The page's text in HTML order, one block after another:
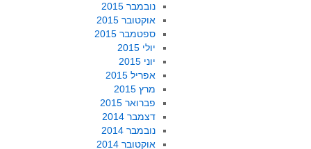
נובמבר 2015
אוקטובר 2015
ספטמבר 2015
יולי 2015
יוני 2015
אפריל 2015
מרץ 2015
פברואר 2015
דצמבר 2014
נובמבר 2014
אוקטובר 2014